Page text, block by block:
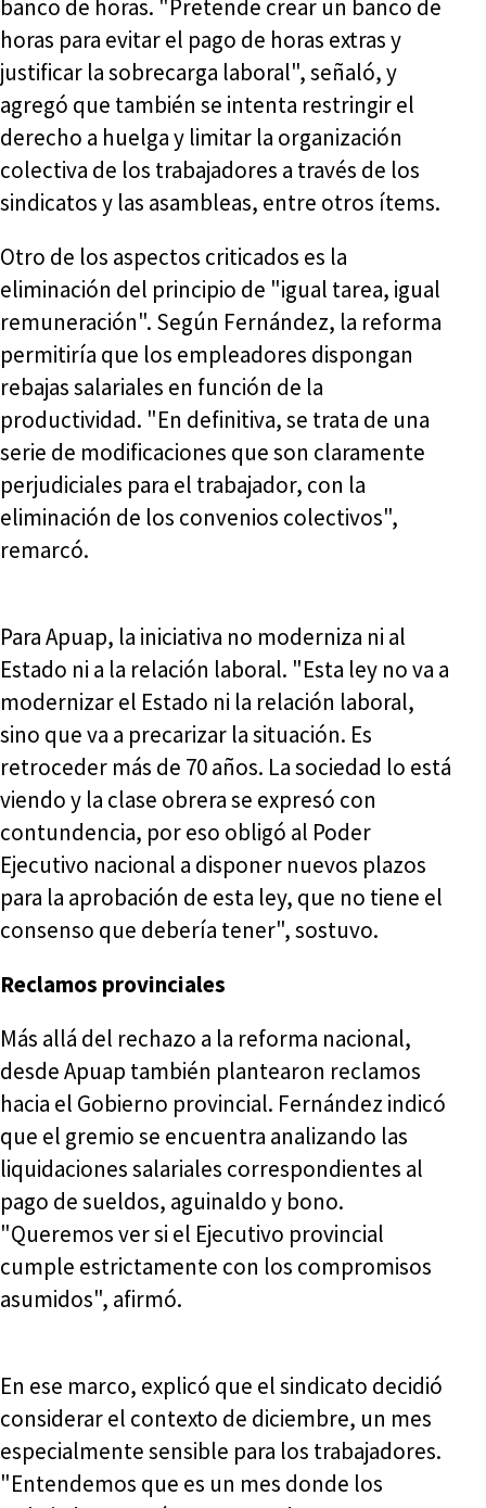
banco de horas. "Pretende crear un banco de
horas para evitar el pago de horas extras y
justificar la sobrecarga laboral", señaló, y
agregó que también se intenta restringir el
derecho a huelga y limitar la organización
colectiva de los trabajadores a través de los
sindicatos y las asambleas, entre otros ítems.
Otro de los aspectos criticados es la
eliminación del principio de "igual tarea, igual
remuneración". Según Fernández, la reforma
permitiría que los empleadores dispongan
rebajas salariales en función de la
productividad. "En definitiva, se trata de una
serie de modificaciones que son claramente
perjudiciales para el trabajador, con la
eliminación de los convenios colectivos",
remarcó.
Para Apuap, la iniciativa no moderniza ni al
Estado ni a la relación laboral. "Esta ley no va a
modernizar el Estado ni la relación laboral,
sino que va a precarizar la situación. Es
retroceder más de 70 años. La sociedad lo está
viendo y la clase obrera se expresó con
contundencia, por eso obligó al Poder
Ejecutivo nacional a disponer nuevos plazos
para la aprobación de esta ley, que no tiene el
consenso que debería tener", sostuvo.
Reclamos provinciales
Más allá del rechazo a la reforma nacional,
desde Apuap también plantearon reclamos
hacia el Gobierno provincial. Fernández indicó
que el gremio se encuentra analizando las
liquidaciones salariales correspondientes al
pago de sueldos, aguinaldo y bono.
"Queremos ver si el Ejecutivo provincial
cumple estrictamente con los compromisos
asumidos", afirmó.
En ese marco, explicó que el sindicato decidió
considerar el contexto de diciembre, un mes
especialmente sensible para los trabajadores.
"Entendemos que es un mes donde los